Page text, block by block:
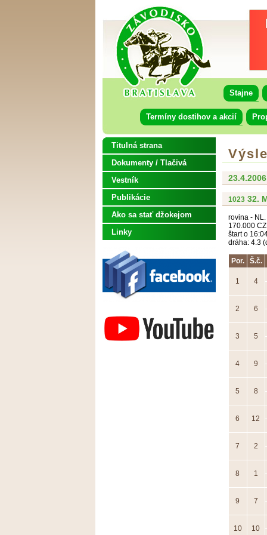
Stajne
Termíny dostihov a akcií
102332.
rovina -
170.000
štart o
dráha: 4.3
Por. Š.č.
1 4
2 6
3 5
4 9
5 8
6 12
7 2
8 1
9 7
10 10
Titulná strana
Dokumenty / Tlačivá
Vestník
Publikácie
Ako sa stať džokejom
Linky